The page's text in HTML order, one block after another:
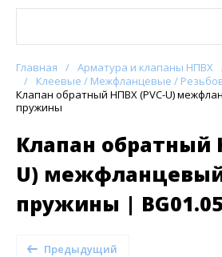
Главная / Арматура и клапаны НПВХ
/
Клеевые / Межфланцевые /
Клапан обратный НПВХ (PVC-U)
пружины
Клапан обратный
U) межфланцевый
пружины |
Предыдущий